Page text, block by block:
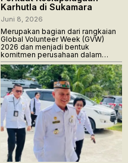
Karhutla di Sukamara
Juni 8, 2026
Merupakan bagian dari rangkaian
Global Volunteer Week (GVW)
2026 dan menjadi bentuk
komitmen perusahaan dalam…